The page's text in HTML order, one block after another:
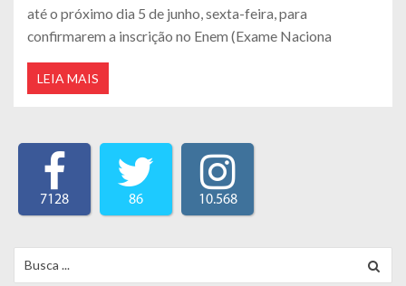
até o próximo dia 5 de junho, sexta-feira, para
confirmarem a inscrição no Enem (Exame Naciona
LEIA MAIS
7128 86 10.568